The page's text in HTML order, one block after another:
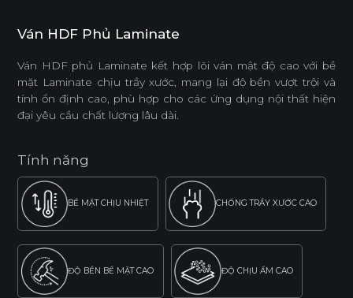
Ván HDF Phủ Laminate
Ván HDF phủ Laminate kết hợp lõi ván mật độ cao với bề
mặt Laminate chịu trầy xước, mang lại độ bền vượt trội và
tính ổn định cao, phù hợp cho các ứng dụng nội thất hiện
đại yêu cầu chất lượng lâu dài.
Tính năng
BỀ MẶT CHỊU NHIỆT CHỐNG TRẦY XƯỚC CAO
ĐỘ BỀN BỀ MẶT CAO ĐỘ CHỊU ẨM CAO